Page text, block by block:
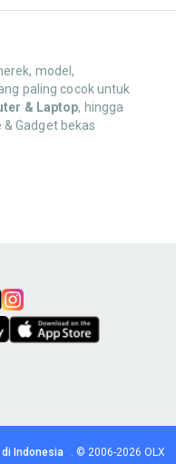
model,
paling cocok untuk
& Laptop, hingga
Gadget bekas
produktivitas Anda!
koleksi alat yang
di Indonesia . © 2006-2026 OLX